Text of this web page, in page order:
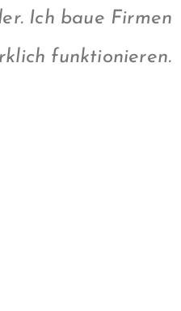
Ich baue Firmen
funktionieren.